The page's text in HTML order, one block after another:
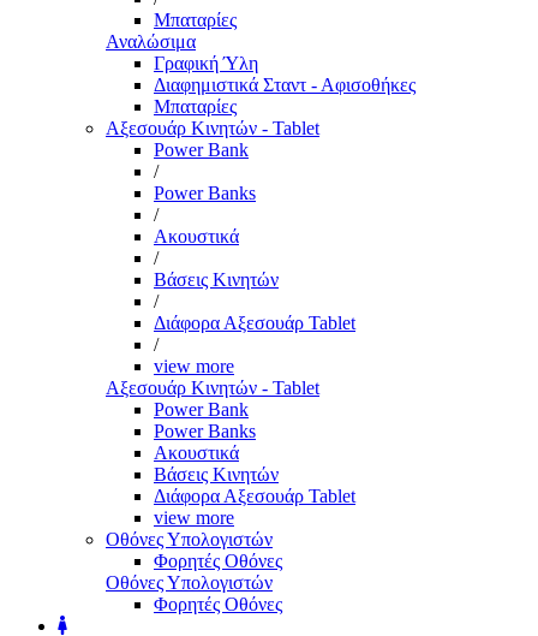
Μπαταρίες
Αναλώσιμα
Γραφική Ύλη
Διαφημιστικά Σταντ - Αφισοθήκες
Μπαταρίες
Αξεσουάρ Κινητών - Tablet
Power Bank
/
Power Banks
/
Ακουστικά
/
Βάσεις Κινητών
/
Διάφορα Αξεσουάρ Tablet
/
view more
Αξεσουάρ Κινητών - Tablet
Power Bank
Power Banks
Ακουστικά
Βάσεις Κινητών
Διάφορα Αξεσουάρ Tablet
view more
Οθόνες Υπολογιστών
Φορητές Οθόνες
Οθόνες Υπολογιστών
Φορητές Οθόνες